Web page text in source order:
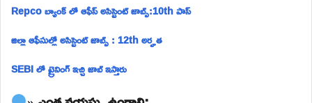
Repco బ్యాంక్ లో ఆఫీస్ అసిస్టెంట్ జాబ్స్:10th పాస్
జిల్లా ఆఫీసుల్లో అసిస్టెంట్ జాబ్స్ : 12th అర్హత
SEBI లో ట్రైనింగ్ ఇచ్చి జాబ్ ఇస్తారు